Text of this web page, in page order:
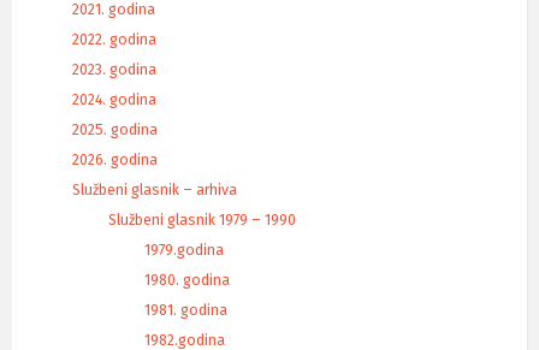
2021. godina
2022. godina
2023. godina
2024. godina
2025. godina
2026. godina
Službeni glasnik – arhiva
Službeni glasnik 1979 – 1990
1979.godina
1980. godina
1981. godina
1982.godina